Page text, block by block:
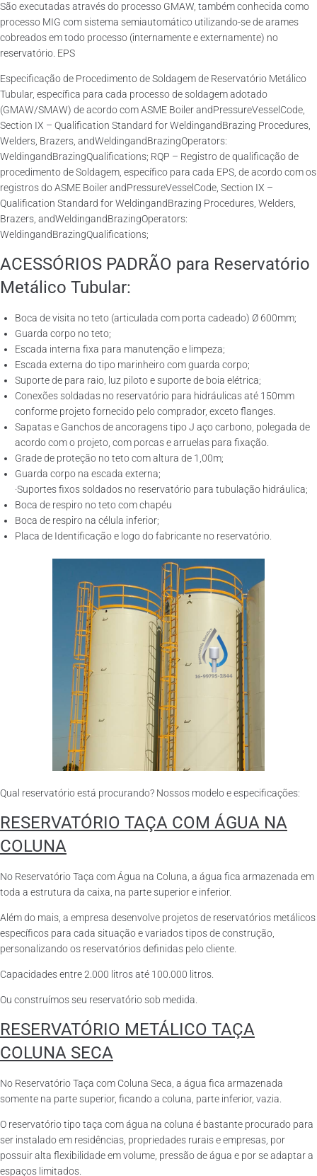
São executadas através do processo GMAW, também conhecida como
processo MIG com sistema semiautomático utilizando-se de arames
cobreados em todo processo (internamente e externamente) no
reservatório. EPS
Especificação de Procedimento de Soldagem de Reservatório Metálico
Tubular, específica para cada processo de soldagem adotado
(GMAW/SMAW) de acordo com ASME Boiler andPressureVesselCode,
Section IX – Qualification Standard for WeldingandBrazing Procedures,
Welders, Brazers, andWeldingandBrazingOperators:
WeldingandBrazingQualifications; RQP – Registro de qualificação de
procedimento de Soldagem, específico para cada EPS, de acordo com os
registros do ASME Boiler andPressureVesselCode, Section IX –
Qualification Standard for WeldingandBrazing Procedures, Welders,
Brazers, andWeldingandBrazingOperators:
WeldingandBrazingQualifications;
ACESSÓRIOS PADRÃO para Reservatório
Metálico Tubular:
Boca de visita no teto (articulada com porta cadeado) Ø 600mm;
Guarda corpo no teto;
Escada interna fixa para manutenção e limpeza;
Escada externa do tipo marinheiro com guarda corpo;
Suporte de para raio, luz piloto e suporte de boia elétrica;
Conexões soldadas no reservatório para hidráulicas até 150mm
conforme projeto fornecido pelo comprador, exceto flanges.
Sapatas e Ganchos de ancoragens tipo J aço carbono, polegada de
acordo com o projeto, com porcas e arruelas para fixação.
Grade de proteção no teto com altura de 1,00m;
Guarda corpo na escada externa;
·Suportes fixos soldados no reservatório para tubulação hidráulica;
Boca de respiro no teto com chapéu
Boca de respiro na célula inferior;
Placa de Identificação e logo do fabricante no reservatório.
Qual reservatório está procurando? Nossos modelo e especificações:
RESERVATÓRIO TAÇA COM ÁGUA NA
COLUNA
No Reservatório Taça com Água na Coluna, a água fica armazenada em
toda a estrutura da caixa, na parte superior e inferior.
Além do mais, a empresa desenvolve projetos de reservatórios metálicos
específicos para cada situação e variados tipos de construção,
personalizando os reservatórios definidas pelo cliente.
Capacidades entre 2.000 litros até 100.000 litros.
Ou construímos seu reservatório sob medida.
RESERVATÓRIO METÁLICO TAÇA
COLUNA SECA
No Reservatório Taça com Coluna Seca, a água fica armazenada
somente na parte superior, ficando a coluna, parte inferior, vazia.
O reservatório tipo taça com água na coluna é bastante procurado para
ser instalado em residências, propriedades rurais e empresas, por
possuir alta flexibilidade em volume, pressão de água e por se adaptar a
espaços limitados.